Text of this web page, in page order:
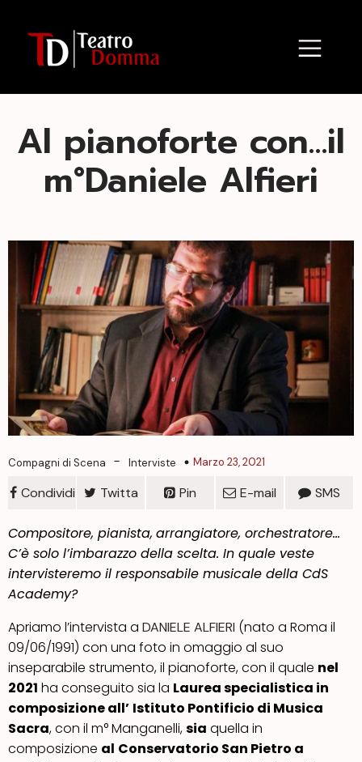
Al pianoforte con…il
m°Daniele Alfieri
Compagni di Scena - Interviste Marzo 23, 2021
Condividi Twitta Pin E-mail SMS
Compositore, pianista, arrangiatore, orchestratore…
C’è solo l’imbarazzo della scelta. In quale veste
intervisteremo il responsabile musicale della CdS
Academy?
Apriamo l’intervista a DANIELE ALFIERI (nato a Roma il
09/06/1991) con una foto in omaggio al suo
inseparabile strumento, il pianoforte, con il quale nel
2021 ha conseguito sia la Laurea specialistica in
composizione all’ Istituto Pontificio di Musica
Sacra, con il m° Manganelli,sia quella in
composizione al Conservatorio San Pietro a